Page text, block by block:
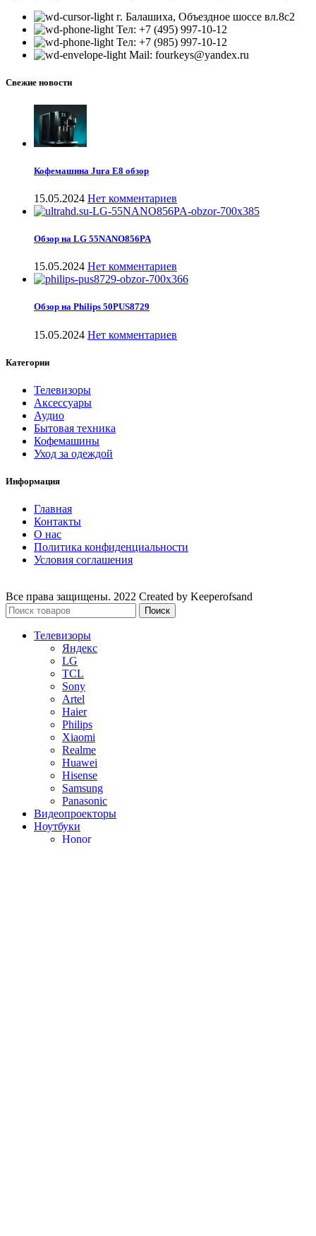
г. Балашиха, Объездное шоссе вл.8c2
Тел: +7 (495) 997-10-12
Тел: +7 (985) 997-10-12
Mail: fourkeys@yandex.ru
Свежие новости
Кофемашина Jura E8 обзор
15.05.2024 Нет комментариев
Обзор на LG 55NANO856PA
15.05.2024 Нет комментариев
Обзор на Philips 50PUS8729
15.05.2024 Нет комментариев
Категории
Телевизоры
Аксессуары
Аудио
Бытовая техника
Кофемашины
Уход за одеждой
Информация
Главная
Контакты
О нас
Политика конфиденциальности
Условия соглашения
Все права защищены. 2022 Created by Keeperofsand
Поиск
Телевизоры
Яндекс
LG
TCL
Sony
Artel
Haier
Philips
Xiaomi
Realme
Huawei
Hisense
Samsung
Panasonic
Видеопроекторы
Ноутбуки
Honor